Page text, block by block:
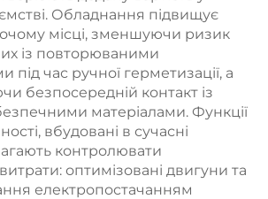
Обладнання підвищує
місці, зменшуючи ризик
із повторюваними
під час ручної герметизації, а
безпосередній контакт із
матеріалами. Функції
вбудовані в сучасні
контролювати
оптимізовані двигуни та
електропостачанням